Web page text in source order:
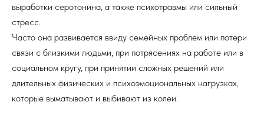
выработки серотонина, а также психотравмы или сильный
стресс.
Часто она развивается ввиду семейных проблем или потери
связи с близкими людьми, при потрясениях на работе или в
социальном кругу, при принятии сложных решений или
длительных физических и психоэмоциональных нагрузках,
которые выматывают и выбивают из колеи.